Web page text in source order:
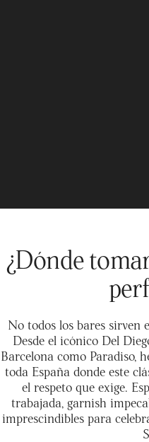
¿Dónde
No todos los bares sirven
Desde el icónico Del
Barcelona como Paradiso,
toda España donde este
el respeto que exige.
trabajada, garnish
imprescindibles para